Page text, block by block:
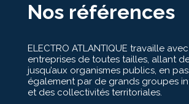
Nos références
ELECTRO ATLANTIQUE travaille
entreprises de toutes tailles, allant
jusqu’aux organismes publics, en
également par de grands groupes
et des collectivités territoriales.